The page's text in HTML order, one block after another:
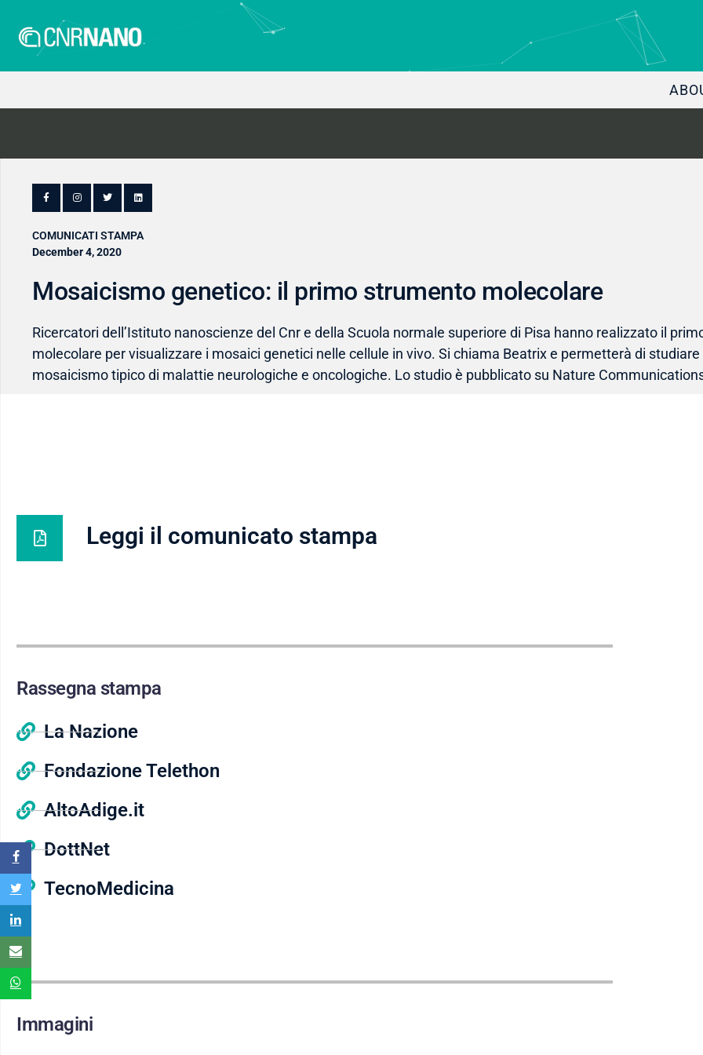
COMUNICATI STAMPA
December 4, 2020
Mosaicismo genetico: il primo strumento molecolare
Ricercatori dell’Istituto nanoscienze del Cnr e della Scuola normale superiore di Pisa hanno realizzato il
molecolare per visualizzare i mosaici genetici nelle cellule in vivo. Si chiama Beatrix e permetterà di studiare
mosaicismo tipico di malattie neurologiche e oncologiche. Lo studio è pubblicato su Nature
Leggi il comunicato stampa
Rassegna stampa
La Nazione
Fondazione Telethon
AltoAdige.it
DottNet
TecnoMedicina
Immagini